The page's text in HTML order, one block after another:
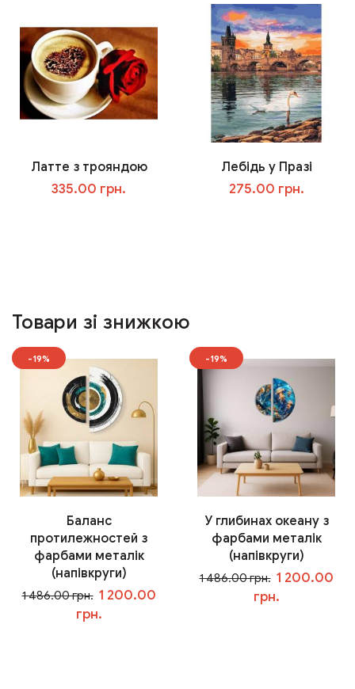
Латте з трояндою
335.00 грн.
Лебідь у Празі
275.00 грн.
Товари зі знижкою
-19%
Баланс
протилежностей з
фарбами металік
(напівкруги)
1 486.00 грн. 1 200.00
грн.
-19%
У глибинах океану з
фарбами металік
(напівкруги)
1 486.00 грн. 1 200.00
грн.